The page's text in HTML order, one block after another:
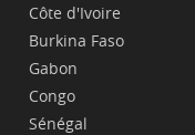
Côte d'Ivoire
Burkina Faso
Gabon
Congo
Sénégal